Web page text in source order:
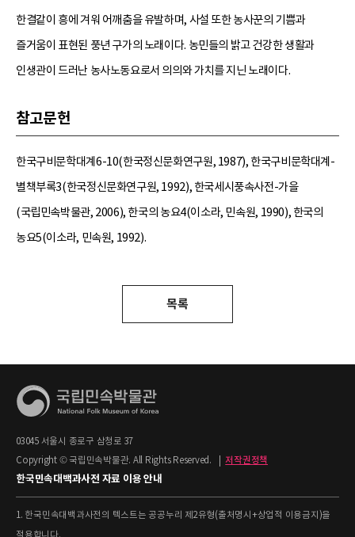
한결같이 흥에 겨워 어깨춤을 유발하며, 사설 또한 농사꾼의 기쁨과
즐거움이 표현된 풍년 구가의 노래이다. 농민들의 밝고 건강한 생활과
인생관이 드러난 농사노동요로서 의의와 가치를 지닌 노래이다.
참고문헌
한국구비문학대계6-10(한국정신문화연구원, 1987), 한국구비문학대계-
별책부록3(한국정신문화연구원, 1992), 한국세시풍속사전-가을
(국립민속박물관, 2006), 한국의 농요4(이소라, 민속원, 1990), 한국의
농요5(이소라, 민속원, 1992).
목록
03045 서울시 종로구 삼청로 37
Copyright © 국립민속박물관. All Rights Reserved.
저작권정책
한국민속대백과사전 자료 이용 안내
1. 한국민속대백과사전의 텍스트는 공공누리 제2유형(출처명시+상업적 이용금지)을